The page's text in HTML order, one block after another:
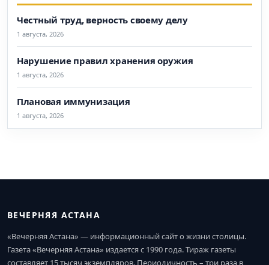
Честный труд, верность своему делу
1 августа, 2026
Нарушение правил хранения оружия
1 августа, 2026
Плановая иммунизация
1 августа, 2026
ВЕЧЕРНЯЯ АСТАНА
«Вечерняя Астана» — информационный сайт о жизни столицы.
Газета «Вечерняя Астана» издается с 1990 года. Тираж газеты